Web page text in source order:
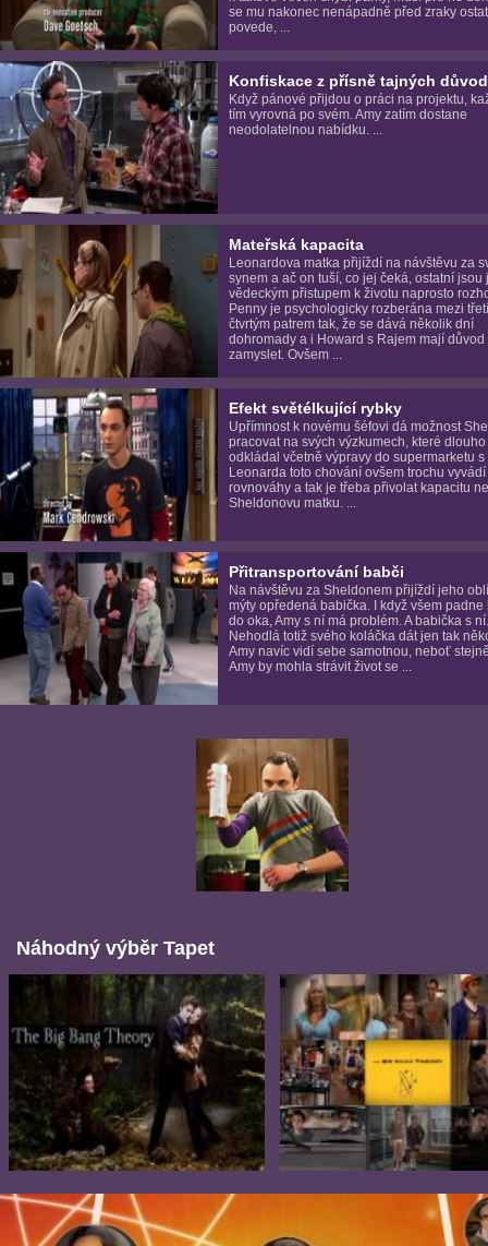
se mu nakonec nenápadně před zraky
povede, ...
Konfiskace z přísně tajných
Když pánové přijdou o práci na projektu,
tím vyrovná po svém. Amy zatím dostane
neodolatelnou nabídku. ...
Mateřská kapacita
Leonardova matka přijíždí na návštěvu za
synem a ač on tuší, co jej čeká, ostatní jsou
vědeckým přistupem k životu naprosto
Penny je psychologicky rozberána mezi
čtvrtým patrem tak, že se dává několik dní
dohromady a i Howard s Rajem mají důvod
zamyslet. Ovšem ...
Efekt světélkující rybky
Upřímnost k novému šéfovi dá možnost
pracovat na svých výzkumech, které dlouho
odkládal včetně výpravy do supermarketu s
Leonarda toto chování ovšem trochu vyvádí
rovnováhy a tak je třeba přivolat kapacitu
Sheldonovu matku. ...
Přitransportování babči
Na návštěvu za Sheldonem přijíždí jeho
mýty opředená babička. I když všem padne
do oka, Amy s ní má problém. A babička s ní.
Nehodlá totiž svého koláčka dát jen tak
Amy navíc vidí sebe samotnou, neboť
Amy by mohla strávit život se ...
Náhodný výběr Tapet